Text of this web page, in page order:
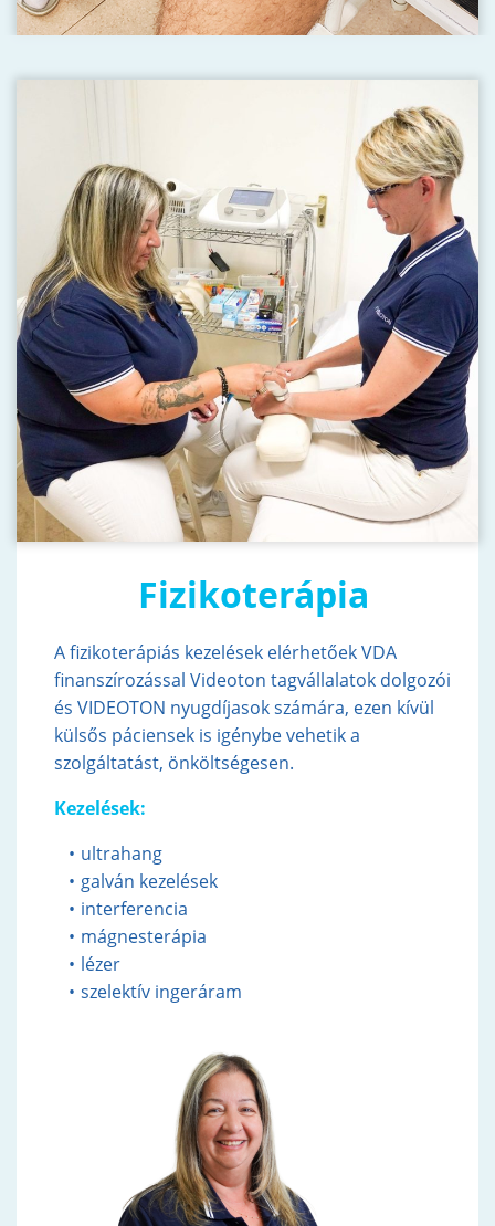
Fizikoterápia
A fizikoterápiás kezelések elérhetőek VDA
finanszírozással Videoton tagvállalatok dolgozói
és VIDEOTON nyugdíjasok számára, ezen kívül
külsős páciensek is igénybe vehetik a
szolgáltatást, önköltségesen.
Kezelések:
ultrahang
galván kezelések
interferencia
mágnesterápia
lézer
szelektív ingeráram